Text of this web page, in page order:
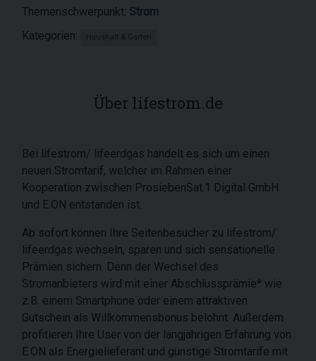
Themenschwerpunkt: Strom
Kategorien:
Haushalt & Garten
Über lifestrom.de
Bei lifestrom/ lifeerdgas handelt es sich um einen
neuen Stromtarif, welcher im Rahmen einer
Kooperation zwischen ProsiebenSat.1 Digital GmbH
und E.ON entstanden ist.
Ab sofort können Ihre Seitenbesucher zu lifestrom/
lifeerdgas wechseln, sparen und sich sensationelle
Prämien sichern. Denn der Wechsel des
Stromanbieters wird mit einer Abschlussprämie* wie
z.B. einem Smartphone oder einem attraktiven
Gutschein als Willkommensbonus belohnt. Außerdem
profitieren Ihre User von der langjährigen Erfahrung von
E.ON als Energielieferant und günstige Stromtarife mit